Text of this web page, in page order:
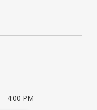
4:00 PM